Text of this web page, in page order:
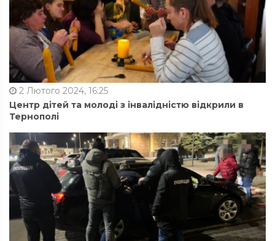
2 Лютого 2024, 16:25
Центр дітей та молоді з інвалідністю відкрили в
Тернополі